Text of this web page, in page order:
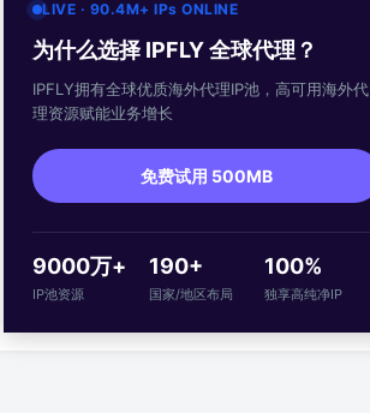
LIVE · 90.4M+ IPs ONLINE
为什么选择 IPFLY 全球代理？
IPFLY拥有全球优质海外代理IP池，高可用海外代
理资源赋能业务增长
免费试用 500MB
9000万+
IP池资源
190+
国家/地区布局
100%
独享高纯净IP